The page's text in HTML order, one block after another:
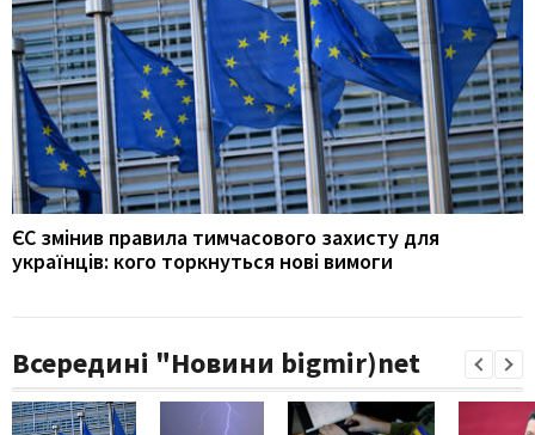
ЄС змінив правила тимчасового захисту для
українців: кого торкнуться нові вимоги
Всередині "Новини bigmir)net